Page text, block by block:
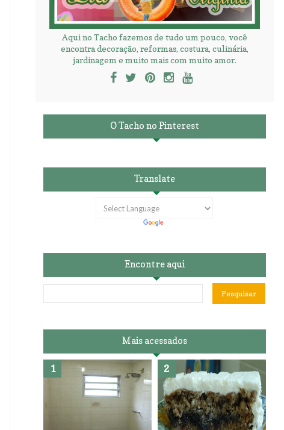
Aqui no Tacho fazemos de tudo um pouco, você
encontra decoração, reformas, costura, culinária,
jardinagem e muito mais com muito amor.
O Tacho no Pinterest
Translate
Encontre aqui
Mais acessados